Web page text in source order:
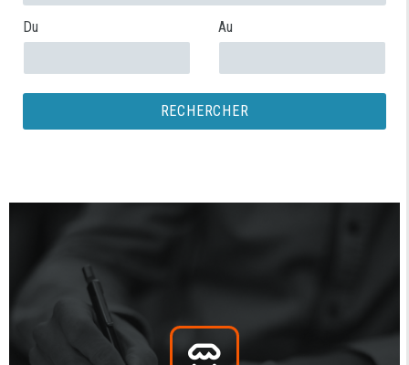
Du Au
RECHERCHER